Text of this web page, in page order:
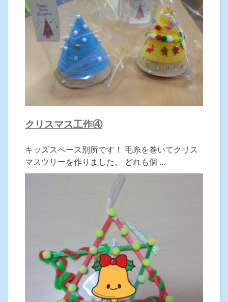
クリスマス工作④
キッズスペース別所です！ 毛糸を巻いてクリス
マスツリーを作りました。 どれも個 ...